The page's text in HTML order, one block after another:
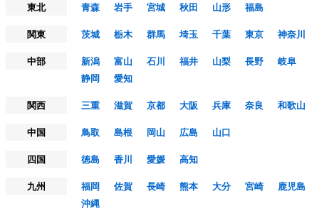
東北
青森 岩手 宮城 秋田 山形
福島
関東
茨城 栃木 群馬 埼玉 千葉 東京
神奈川
中部
新潟 富山 石川 福井 山梨 長野
岐阜
静岡
愛知
関西
三重 滋賀 京都 大阪 兵庫 奈良
和歌山
中国
鳥取 島根 岡山 広島
山口
四国
徳島 香川 愛媛
高知
九州
福岡 佐賀 長崎 熊本 大分 宮崎
鹿児島
沖縄